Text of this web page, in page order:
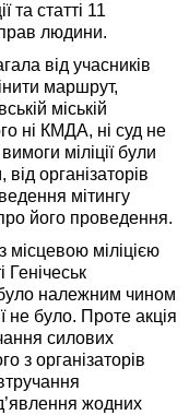
та статті 11
людини.
від учасників
маршрут,
міській
ні КМДА, ні суд не
міліції були
організаторів
мітингу
його проведення.
міліцією
Генічеськ
належним чином
не було. Проте акція
силових
з організаторів
жодних